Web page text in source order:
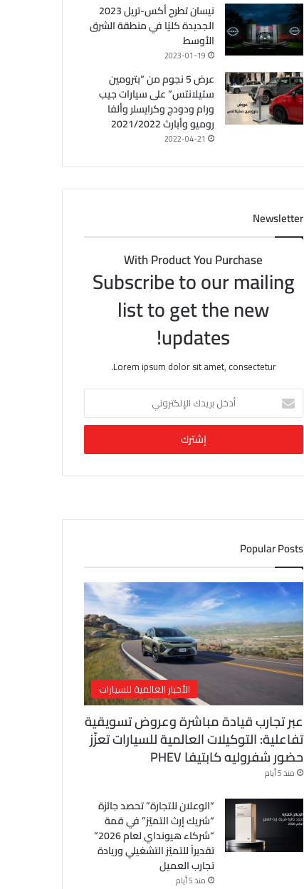
نيسان تطرح أكس-تريل 2023
الجديدة كليًا في منطقة الشرق
الأوسط
2023-01-19
عرض 5 نجوم من “بترومين
ستيلانتس” على سيارات جيب
ورام ودودج وكرايسلر وألفا
روميو وأبارث 2021/2022
2022-04-21
Newsletter
With Product You Purchase
Subscribe to our mailing
list to get the new
updates!
Lorem ipsum dolor sit amet, consectetur.
خ
ب
ك
ل
ل
ت
ر
و
ن
ي
Popular Posts
الأخبار العالمية للسيارات
عبر تجارب قيادة مباشرة وعروض تسويقية
تفاعلية: التوكيلات العالمية للسيارات تعزّز
حضور شفروليه كابتيفا PHEV
منذ 5 أيام
“الوعلان للتجارة” تحصد جائزة
“شريك إرث التميّز” في قمة
“شركاء هيونداي لعام 2026”
تقديراً للتميّز التشغيلي وريادة
تجارب العميل
منذ 5 أيام